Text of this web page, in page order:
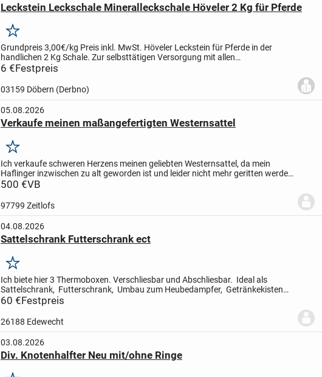
Leckstein Leckschale Mineralleckschale Höveler 2 Kg für Pferde
Merken
Grundpreis 3,00€/kg Preis inkl. MwSt. Höveler Leckstein für Pferde in der
handlichen 2 Kg Schale. Zur selbsttätigen Versorgung mit allen
lebenswichtigen Mineralien und Spurenelementen.
6 €Festpreis
03159 Döbern (Derbno)
05.08.2026
Verkaufe meinen maßangefertigten Westernsattel
Merken
Ich verkaufe schweren Herzens meinen geliebten Westernsattel, da mein
Haflinger inzwischen zu alt geworden ist und leider nicht mehr geritten werden
kann.Der Sattel ist maßangefertigt, besteht aus...
500 €VB
97799 Zeitlofs
04.08.2026
Sattelschrank Futterschrank ect
Merken
Ich biete hier 3 Thermoboxen. Verschliesbar und Abschliesbar. Ideal als
Sattelschrank, Futterschrank, Umbau zum Heubedampfer, Getränkekisten
kühl halten ect. Hält alles trocken und sauber.
60 €Festpreis
26188 Edewecht
03.08.2026
Div. Knotenhalfter Neu mit/ohne Ringe